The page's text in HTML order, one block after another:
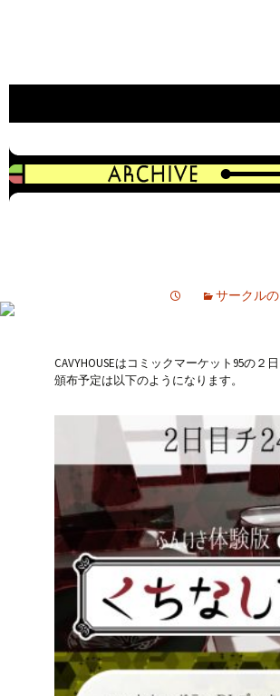
サークル
CAVYHOUSEはコミックマーケット95の２
頒布予定は以下のようになります。